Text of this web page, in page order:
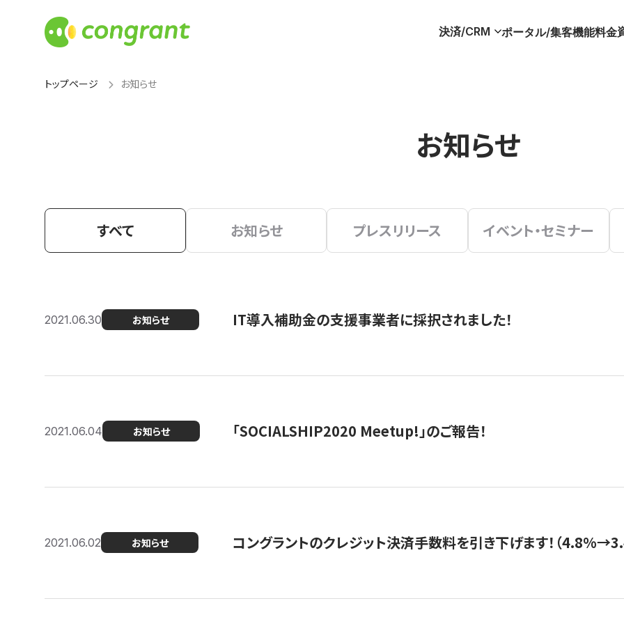
決済/CRM ポータル/集客機能料金
トップページ お知らせ
お知らせ
すべて お知らせ プレスリリース イベント・セミナー
2021.06.30 お知らせ IT導入補助金の支援事業者に採択されました！
2021.06.04 お知らせ 「SOCIALSHIP2020 Meetup!」のご報告！
2021.06.02 お知らせ コングラントのクレジット決済手数料を引き下げます！（